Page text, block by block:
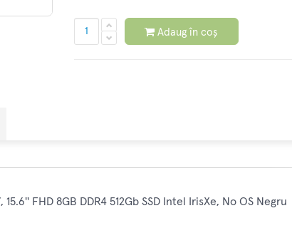
Adaug în coș
FHD 8GB DDR4 512Gb SSD Intel IrisXe, No OS Negru